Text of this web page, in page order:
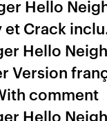
Hello
et Crack
Hello
Version
comment
Hello